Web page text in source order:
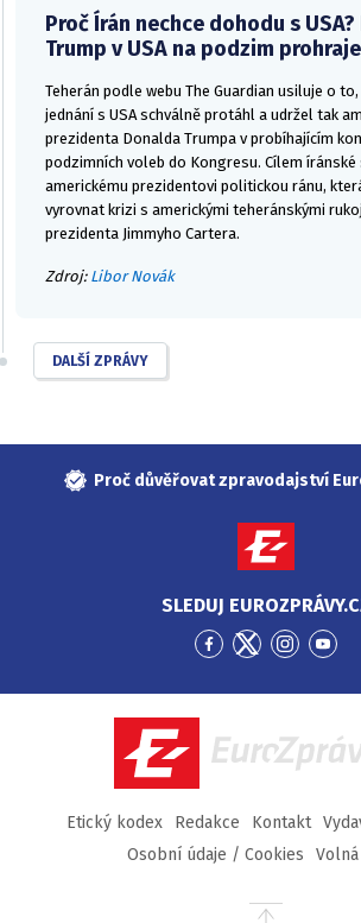
Proč Írán nechce dohodu s
Trump v USA na podzim prohraje
Teherán podle webu The Guardian usiluje o
jednání s USA schválně protáhl a udržel tak
prezidenta Donalda Trumpa v probíhajícím
podzimních voleb do Kongresu. Cílem
americkému prezidentovi politickou ránu,
vyrovnat krizi s americkými teheránskými
prezidenta Jimmyho Cartera.
Zdroj: Libor Novák
DALŠÍ ZPRÁVY
Proč důvěřovat zpravodajství
SLEDUJ
Přejít
Facebook
Přejít
Twitter
PřejítPřejít
EuroZprávy.cz
Etický kodex Redakce Kontakt
Osobní údaje / Cookies
Přejít